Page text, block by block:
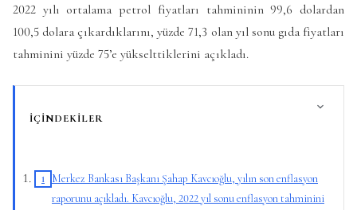
2022 yılı ortalama petrol fiyatları tahmininin 99,6 dolardan
100,5 dolara çıkardıklarını, yüzde 71,3 olan yıl sonu gıda fiyatları
tahminini yüzde 75’e yükselttiklerini açıkladı.
İÇINDEKILER
Merkez Bankası Başkanı Şahap Kavcıoğlu, yılın son enflasyon
raporunu açıkladı. Kavcıoğlu, 2022 yıl sonu enflasyon tahminini